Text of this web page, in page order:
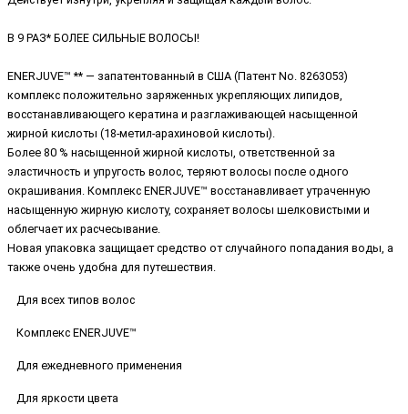
В 9 РАЗ* БОЛЕЕ СИЛЬНЫЕ ВОЛОСЫ!
ENERJUVE™ ** — запатентованный в США (Патент No. 8263053)
комплекс положительно заряженных укрепляющих липидов,
восстанавливающего кератина и разглаживающей насыщенной
жирной кислоты (18-метил-арахиновой кислоты).
Более 80 % насыщенной жирной кислоты, ответственной за
эластичность и упругость волос, теряют волосы после одного
окрашивания. Комплекс ENERJUVE™ восстанавливает утраченную
насыщенную жирную кислоту, сохраняет волосы шелковистыми и
облегчает их расчесывание.
Новая упаковка защищает средство от случайного попадания воды, а
также очень удобна для путешествия.
Для всех типов волос
Комплекс ENERJUVE™
Для ежедневного применения
Для яркости цвета